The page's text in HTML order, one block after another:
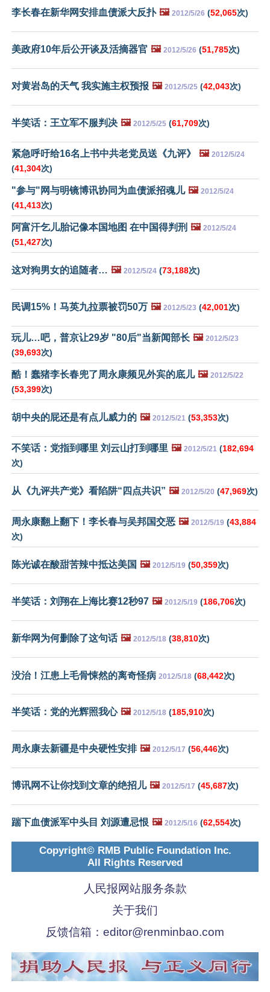
李长春在新华网安排血债派大反扑 🖼️ 2012/5/26 (52,065次)
美政府10年后公开谈及活摘器官 🖼️ 2012/5/26 (51,785次)
对黄岩岛的天气 我实施主权预报 🖼️ 2012/5/25 (42,043次)
半笑话：王立军不服判决 🖼️ 2012/5/25 (61,709次)
紧急呼吁给16名上书中共老党员送《九评》 🖼️ 2012/5/24
(41,304次)
"参与"网与明镜博讯协同为血债派招魂儿 🖼️ 2012/5/24
(41,413次)
阿富汗乞儿胎记像本国地图 在中国得判刑 🖼️ 2012/5/24
(51,427次)
这对狗男女的追随者… 🖼️ 2012/5/24 (73,188次)
民调15%！马英九拉票被罚50万 🖼️ 2012/5/23 (42,001次)
玩儿…吧，普京让29岁 "80后"当新闻部长 🖼️ 2012/5/23
(39,693次)
酷！蠢猪李长春兜了周永康频见外宾的底儿 🖼️ 2012/5/22
(53,399次)
胡中央的屁还是有点儿威力的 🖼️ 2012/5/21 (53,353次)
不笑话：党指到哪里 刘云山打到哪里 🖼️ 2012/5/21 (182,694
次)
从《九评共产党》看陷阱“四点共识” 🖼️ 2012/5/20 (47,969次)
周永康翻上翻下！李长春与吴邦国交恶 🖼️ 2012/5/19 (43,884
次)
陈光诚在酸甜苦辣中抵达美国 🖼️ 2012/5/19 (50,359次)
半笑话：刘翔在上海比赛12秒97 🖼️ 2012/5/19 (186,706次)
新华网为何删除了这句话 🖼️ 2012/5/18 (38,810次)
没治！江患上毛骨悚然的离奇怪病 2012/5/18 (68,442次)
半笑话：党的光辉照我心 🖼️ 2012/5/18 (185,910次)
周永康去新疆是中央硬性安排 🖼️ 2012/5/17 (56,446次)
博讯网不让你找到文章的绝招儿 🖼️ 2012/5/17 (45,687次)
踹下血债派军中头目 刘源遭忌恨 🖼️ 2012/5/16 (62,554次)
Copyright© RMB Public Foundation Inc.
All Rights Reserved
人民报网站服务条款
关于我们
反馈信箱： editor@renminbao.com